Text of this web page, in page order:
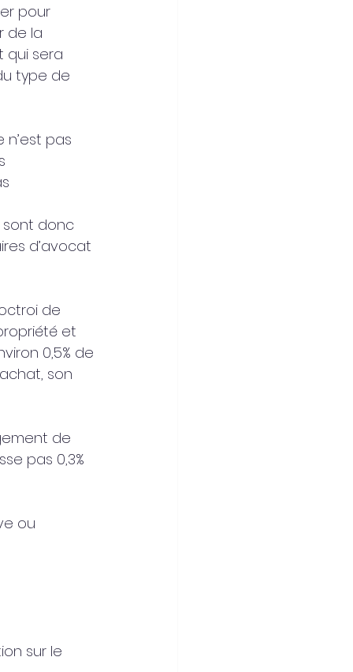
pour
de la
qui sera
type de
pas
sont donc
d’avocat
de
et
0,5% de
son
de
pas 0,3%
ou
sur le